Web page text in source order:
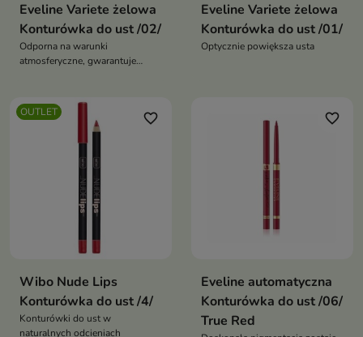
Eveline Variete żelowa
Konturówka do ust /02/
Odporna na warunki
atmosferyczne, gwarantuje
Eveline Variete żelowa
Konturówka do ust /01/
Optycznie powiększa usta
OUTLET favorite_border
Wibo Nude Lips
Konturówka do ust /4/
Konturówki do ust w
naturalnych odcieniach
favorite_border
Eveline automatyczna
Konturówka do ust /06/
True Red